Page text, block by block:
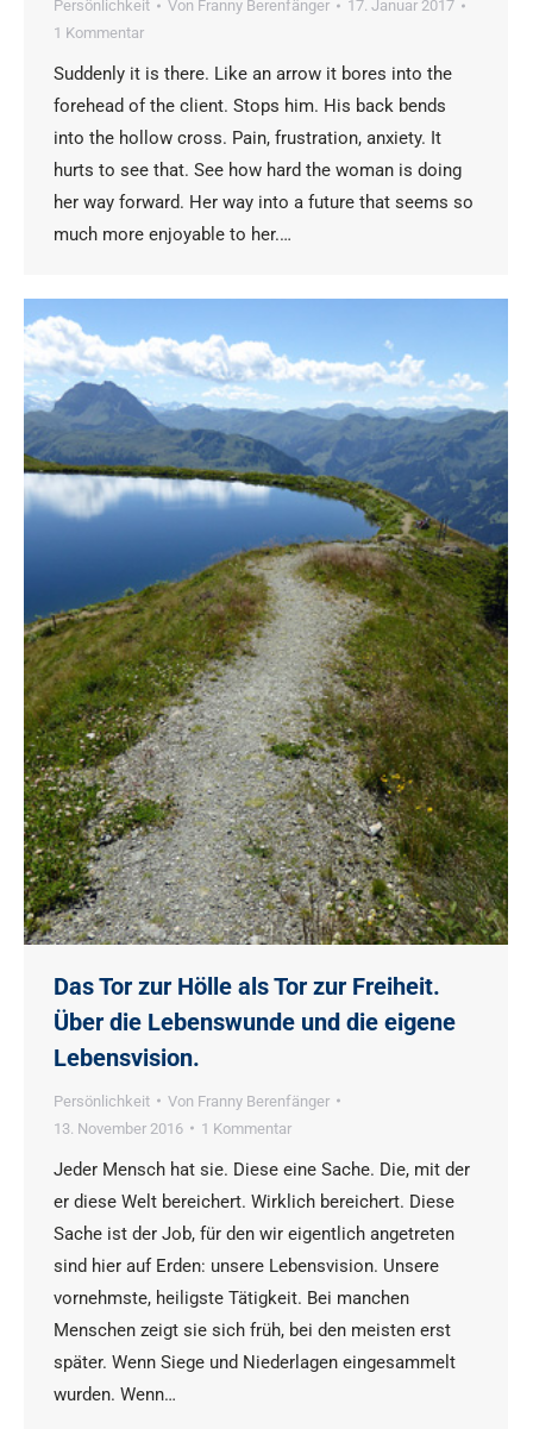
Persönlichkeit Von Franny Berenfänger
17. Januar 2017
1 Kommentar
Suddenly it is there. Like an arrow it bores into the
forehead of the client. Stops him. His back bends
into the hollow cross. Pain, frustration, anxiety. It
hurts to see that. See how hard the woman is doing
her way forward. Her way into a future that seems so
much more enjoyable to her.…
Das Tor zur Hölle als Tor zur Freiheit.
Über die Lebenswunde und die eigene
Lebensvision.
Persönlichkeit Von Franny Berenfänger
13. November 2016
1 Kommentar
Jeder Mensch hat sie. Diese eine Sache. Die, mit der
er diese Welt bereichert. Wirklich bereichert. Diese
Sache ist der Job, für den wir eigentlich angetreten
sind hier auf Erden: unsere Lebensvision. Unsere
vornehmste, heiligste Tätigkeit. Bei manchen
Menschen zeigt sie sich früh, bei den meisten erst
später. Wenn Siege und Niederlagen eingesammelt
wurden. Wenn…